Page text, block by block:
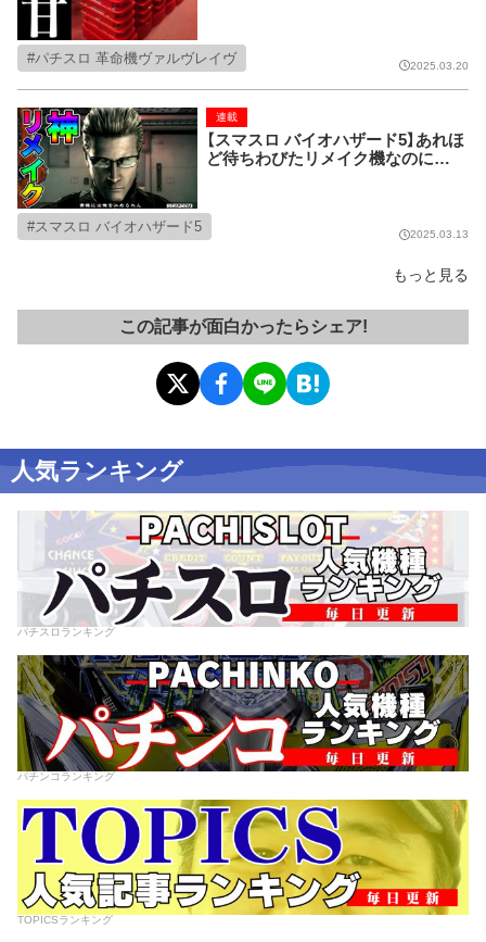
パチスロ 革命機ヴァルヴレイヴ 2025.03.20
【スマスロ バイオハザード5】あれほ
ど待ちわびたリメイク機なのに…
連載
スマスロ バイオハザード5 2025.03.13
もっと見る
この記事が面白かったらシェア!
人気ランキング
パチスロランキング
パチンコランキング
TOPICSランキング